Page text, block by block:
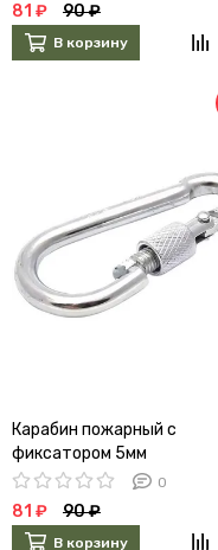
81 ₽ 90 ₽
В корзину
Карабин пожарный с
фиксатором 5мм
0
81 ₽ 90 ₽
В корзину